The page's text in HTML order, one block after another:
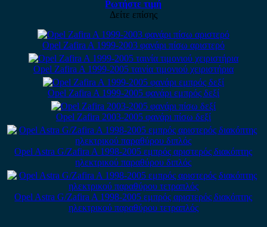
Ρωτήστε τιμή
Δείτε επίσης
Opel Zafira A 1999-2003 φανάρι πίσω αριστερό
Opel Zafira A 1999-2005 ταινία τιμονιού χειριστήρια
Opel Zafira A 1999-2005 φανάρι εμπρός δεξί
Opel Zafira 2003-2005 φανάρι πίσω δεξί
Opel Astra G/Zafira A 1998-2005 εμπρός αριστερός διακόπτης
ηλεκτρικού παραθύρου διπλός
Opel Astra G/Zafira A 1998-2005 εμπρός αριστερός διακόπτης
ηλεκτρικού παραθύρου τετραπλός